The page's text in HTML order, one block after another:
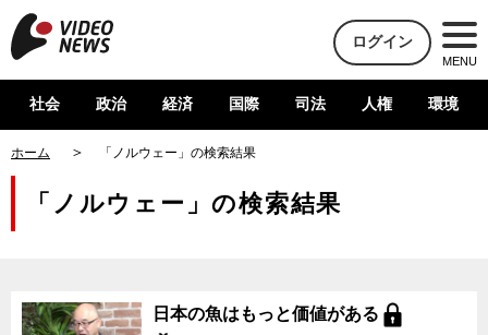
ログイン
MENU
社会 政治 経済 国際 司法 人権 環境
ホーム 「ノルウェー」の検索結果
「ノルウェー」の検索結果
日本の魚はもっと価値がある